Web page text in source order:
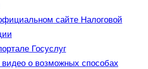
сайте Налоговой
Госуслуг
о возможных способах